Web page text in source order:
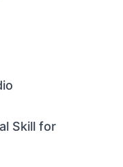
Skill for